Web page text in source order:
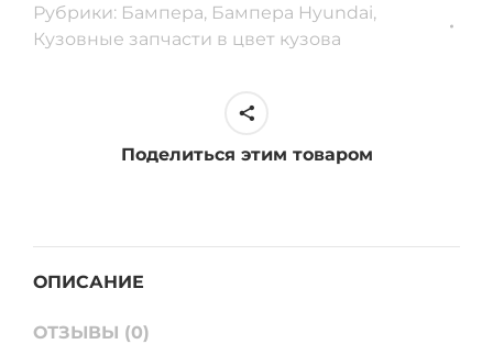
солярис
14
Рубрики: Бампера, Бампера Hyundai,
Кузовные запчасти в цвет кузова
Поделиться этим товаром
ОПИСАНИЕ
ОТЗЫВЫ (0)